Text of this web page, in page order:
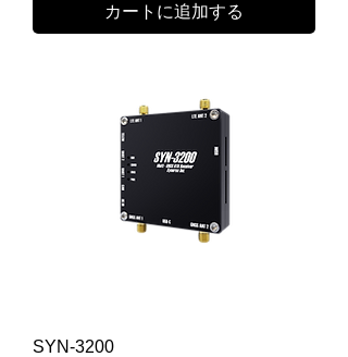
カートに追加する
SYN-3200